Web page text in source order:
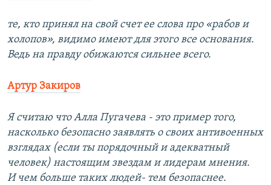
те, кто принял на свой счет ее слова про «рабов и
холопов», видимо имеют для этого все основания.
Ведь на правду обижаются сильнее всего.
Артур Закиров
Я считаю что Алла Пугачева - это пример того,
насколько безопасно заявлять о своих антивоенных
взглядах (если ты порядочный и адекватный
человек) настоящим звездам и лидерам мнения.
И чем больше таких людей- тем безопаснее.